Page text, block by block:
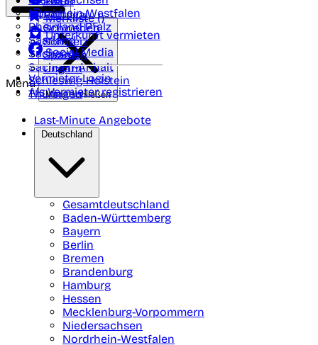
Nordrhein-Westfalen
Rheinland Pfalz
Saarland
Sachsen
Sachsen-Anhalt
Schleswig-Holstein
Thüringen
Portugal
Schweden
Schweiz
Spanien
Ungarn
Merkliste ()
Unterkunft vermieten
Social Media
Vermieter-Login
Als Vermieter registrieren
Menü
Menü schließen
Last-Minute Angebote
Deutschland
Gesamtdeutschland
Baden-Württemberg
Bayern
Berlin
Bremen
Brandenburg
Hamburg
Hessen
Mecklenburg-Vorpommern
Niedersachsen
Nordrhein-Westfalen